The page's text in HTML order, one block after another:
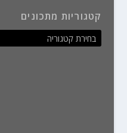
קטגוריות מתכונים